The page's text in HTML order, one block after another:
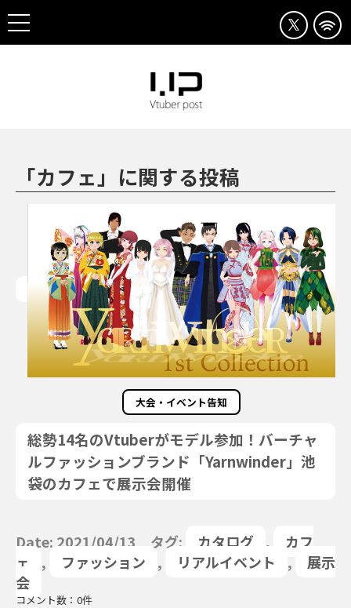
「カフェ」に関する投稿
大会・イベント告知
総勢14名のVtuberがモデル参加！バーチャ
ルファッションブランド「Yarnwinder」池
袋のカフェで展示会開催
Date: 2021/04/13 タグ: カタログ ,
カフ
ェ
, ファッション , リアルイベント ,
展示
会
コメント数：0件